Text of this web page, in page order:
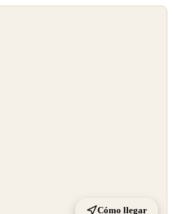
Cómo llegar